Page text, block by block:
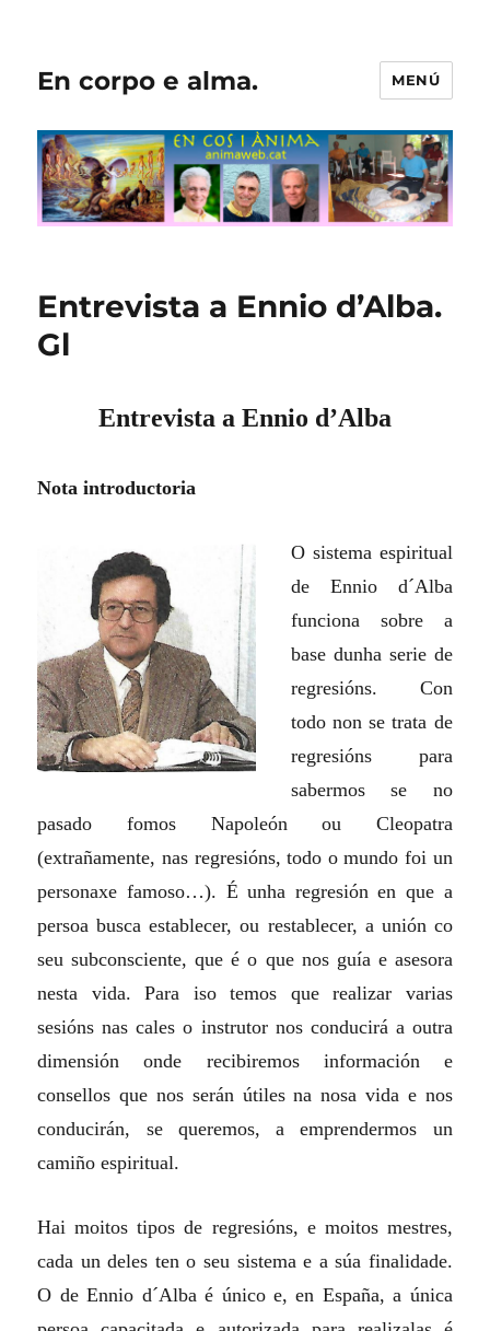
En corpo e alma. MENÚ
Entrevista a Ennio d’Alba.
Gl
Entrevista a Ennio d’Alba
Nota introductoria
O sistema espiritual
de Ennio d´Alba
funciona sobre a
base dunha serie de
regresións. Con
todo non se trata de
regresións para
sabermos se no
pasado fomos Napoleón ou Cleopatra
(extrañamente, nas regresións, todo o mundo foi un
personaxe famoso…). É unha regresión en que a
persoa busca establecer, ou restablecer, a unión co
seu subconsciente, que é o que nos guía e asesora
nesta vida. Para iso temos que realizar varias
sesións nas cales o instrutor nos conducirá a outra
dimensión onde recibiremos información e
consellos que nos serán útiles na nosa vida e nos
conducirán, se queremos, a emprendermos un
camiño espiritual.
Hai moitos tipos de regresións, e moitos mestres,
cada un deles ten o seu sistema e a súa finalidade.
O de Ennio d´Alba é único e, en España, a única